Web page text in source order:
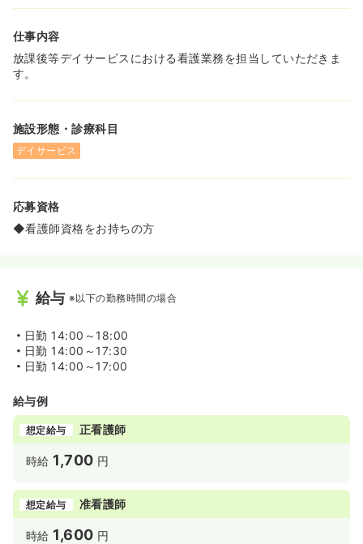
仕事内容
放課後等デイサービスにおける看護業務を担当していただきま
す。
施設形態・診療科目
デイサービス
応募資格
◆看護師資格をお持ちの方
給与 ※以下の勤務時間の場合
日勤 14:00～18:00
日勤 14:00～17:30
日勤 14:00～17:00
給与例
想定給与 正看護師
時給 1,700 円
想定給与 准看護師
時給 1,600 円